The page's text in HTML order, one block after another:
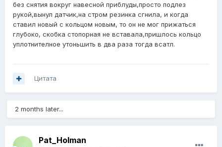
без снятия вокруг навесной приблуды,просто подлез
рукой,вынул датчик,на стром резинка сгнила, и когда
ставил новый с кольцом новым, то он не мог прижаться
глубоко, скобка стопорная не вставала,пришлось кольцо
уплотнителное утоньшить в два раза тогда всатл.
Цитата
2 months later...
Pat_Holman